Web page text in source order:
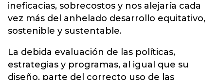
ineficacias, sobrecostos y nos alejaría cada
vez más del anhelado desarrollo equitativo,
sostenible y sustentable.
La debida evaluación de las políticas,
estrategias y programas, al igual que su
diseño, parte del correcto uso de las